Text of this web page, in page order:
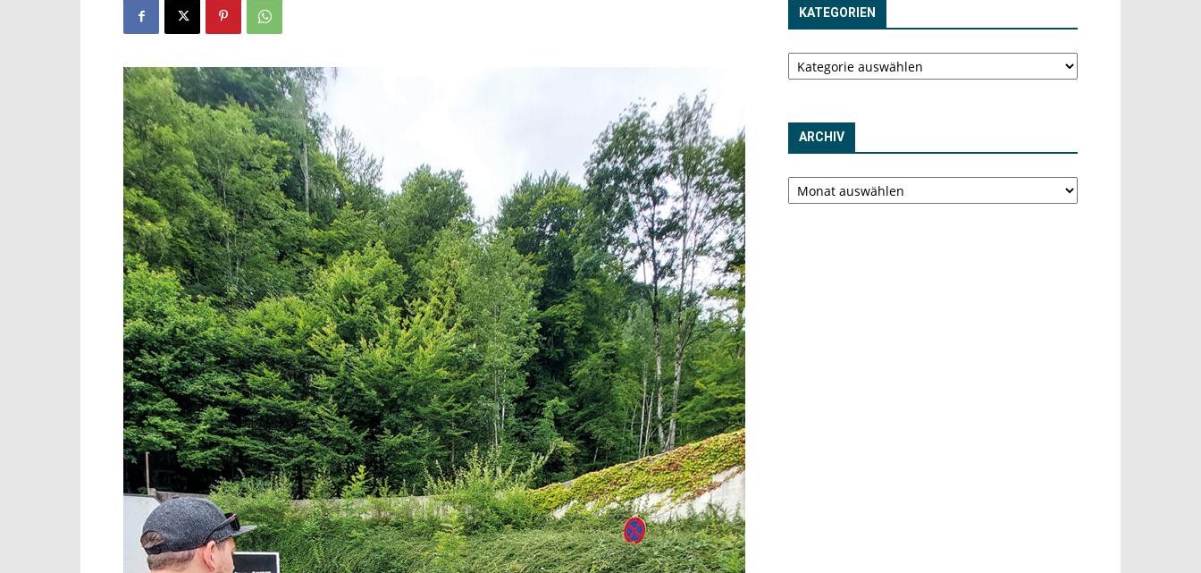
KATEGORIEN
Kategorien
ARCHIV
Archiv